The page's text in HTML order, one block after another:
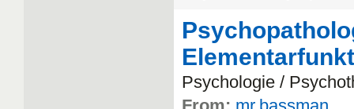
Psychologie /